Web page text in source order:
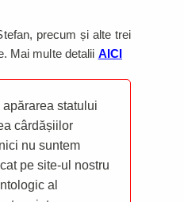
precum și alte trei
Mai multe detalii AICI
statului
cârdășiilor
nu suntem
pe site-ul nostru
al